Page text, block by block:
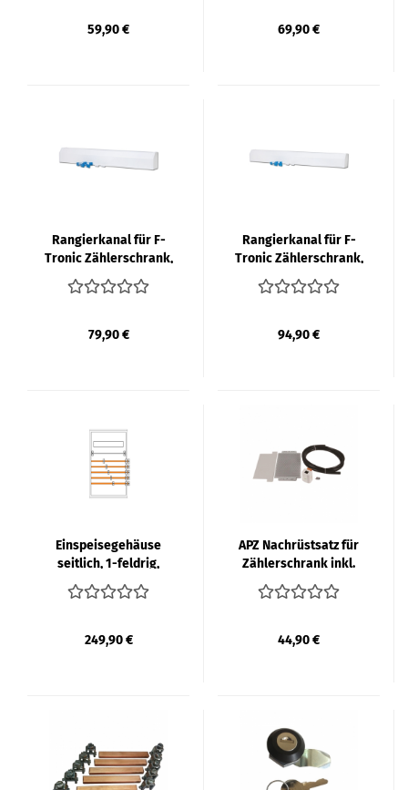
59,90 € 69,90 €
Ran­gier­ka­nal für F-​
Tro­nic Zäh­ler­schrank,
4-​feld­rig, 1050mm
79,90 €
Ran­gier­ka­nal für F-​
Tro­nic Zäh­ler­schrank,
5-​feld­rig, 1300mm
94,90 €
Ein­spei­se­ge­häu­se
seit­lich, 1-​feld­rig,
525mm | SCHIEGL
249,90 €
APZ Nach­rüst­satz für
Zäh­ler­schrank inkl.
RJ45-​Buch­se | SCHIEGL
44,90 €